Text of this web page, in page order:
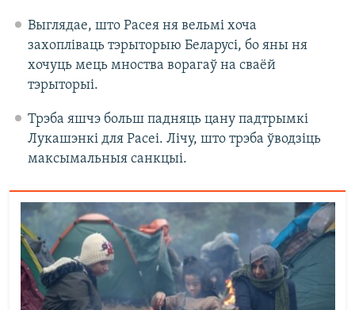
Выглядае, што Расея ня вельмі хоча
захопліваць тэрыторыю Беларусі, бо яны ня
хочуць мець мноства ворагаў на сваёй
тэрыторыі.
Трэба яшчэ больш падняць цану падтрымкі
Лукашэнкі для Расеі. Лічу, што трэба ўводзіць
максымальныя санкцыі.